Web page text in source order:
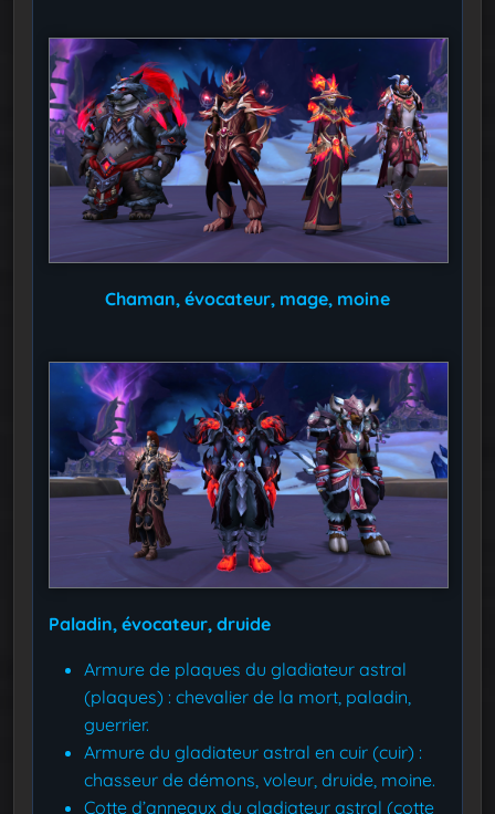
Chaman, évocateur, mage, moine
Paladin, évocateur, druide
Armure de plaques du gladiateur astral
(plaques) : chevalier de la mort, paladin,
guerrier.
Armure du gladiateur astral en cuir (cuir) :
chasseur de démons, voleur, druide, moine.
Cotte d’anneaux du gladiateur astral (cotte